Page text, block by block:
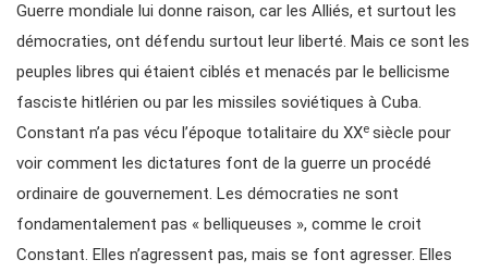
Guerre mondiale lui donne raison, car les Alliés, et surtout les
démocraties, ont défendu surtout leur liberté. Mais ce sont les
peuples libres qui étaient ciblés et menacés par le bellicisme
fasciste hitlérien ou par les missiles soviétiques à Cuba.
Constant n’a pas vécu l’époque totalitaire du XXe siècle pour
voir comment les dictatures font de la guerre un procédé
ordinaire de gouvernement. Les démocraties ne sont
fondamentalement pas « belliqueuses », comme le croit
Constant. Elles n’agressent pas, mais se font agresser. Elles